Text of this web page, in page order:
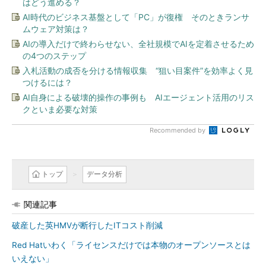
はどう進める？
AI時代のビジネス基盤として「PC」が復権 そのときランサ
ムウェア対策は？
AIの導入だけで終わらせない、全社規模でAIを定着させるため
の4つのステップ
入札活動の成否を分ける情報収集 “狙い目案件”を効率よく見
つけるには？
AI自身による破壊的操作の事例も AIエージェント活用のリス
クといま必要な対策
Recommended by
トップ データ分析
関連記事
破産した英HMVが断行したITコスト削減
Red Hatいわく「ライセンスだけでは本物のオープンソースとは
いえない」